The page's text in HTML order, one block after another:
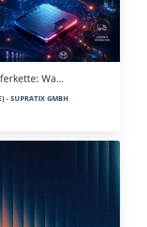
Wa…
- SUPRATIX GMBH